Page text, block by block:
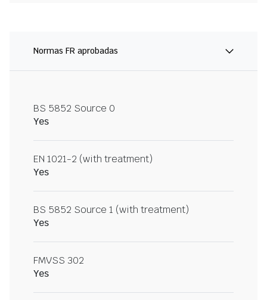
Normas FR aprobadas
BS 5852 Source 0
Yes
EN 1021-2 (with treatment)
Yes
BS 5852 Source 1 (with treatment)
Yes
FMVSS 302
Yes